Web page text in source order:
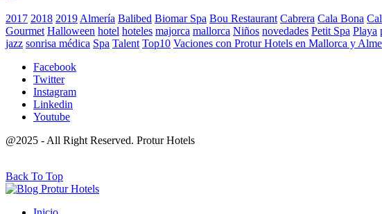
2017 2018 2019 Almería Balibed Biomar Spa Bou Restaurant Cabrera Cala Bona
Gourmet Halloween hotel hoteles majorca mallorca Niños novedades Petit Spa Playa
jazz sonrisa médica Spa Talent Top10 Vaciones con Protur Hotels en Mallorca y
Facebook
Twitter
Instagram
Linkedin
Youtube
@2025 - All Right Reserved. Protur Hotels
Back To Top